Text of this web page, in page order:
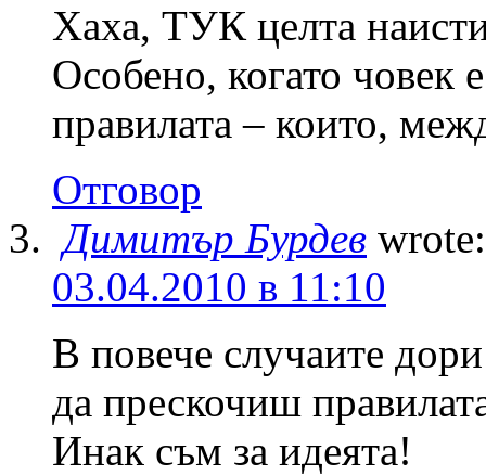
Хаха, ТУК целта
Особено, когато човек
правилата – които,
Отговор
Димитър Бурдев wrote:
03.04.2010 в 11:10
В повече случаите
да прескочиш
Инак съм за идеята!